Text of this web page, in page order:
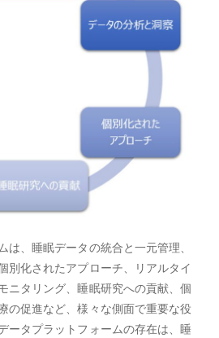
は、睡眠データの統合と一元管理、
別化されたアプローチ、リアルタイ
ニタリング、睡眠研究への貢献、個
の促進など、様々な側面で重要な役
ータプラットフォームの存在は、睡